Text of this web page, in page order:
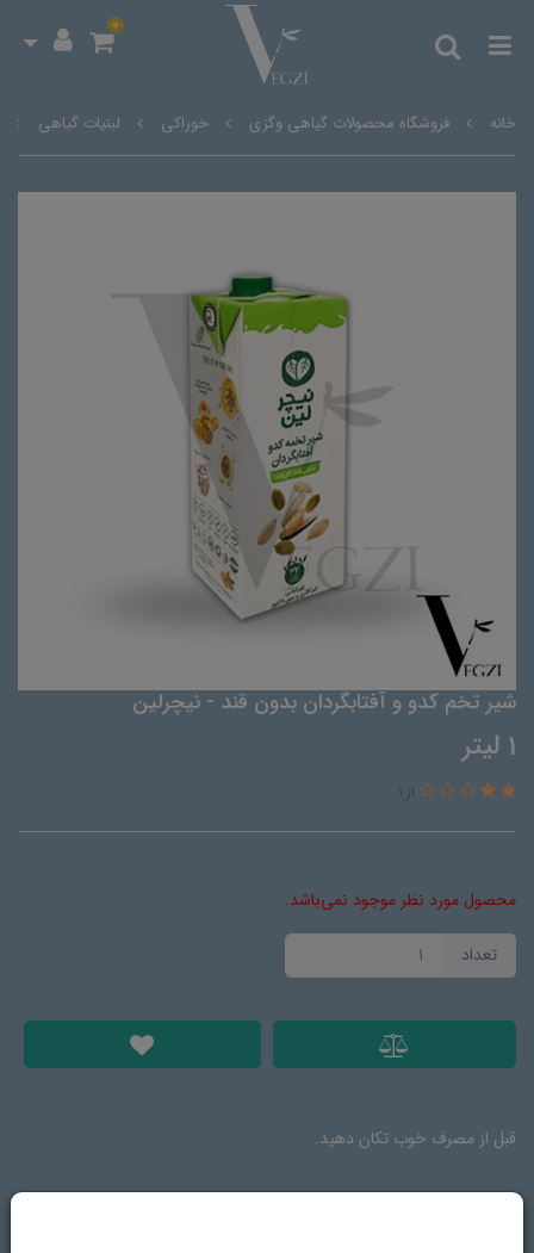
0
خانه فروشگاه محصولات گیاهی وگزی خوراکی لبنیات گیاهی
شیر تخم کدو و آفتابگردان بدون قند - نیچرلین
1 لیتر
از 1
محصول مورد نظر موجود نمی‌باشد.
تعداد
قبل از مصرف خوب تکان دهید.